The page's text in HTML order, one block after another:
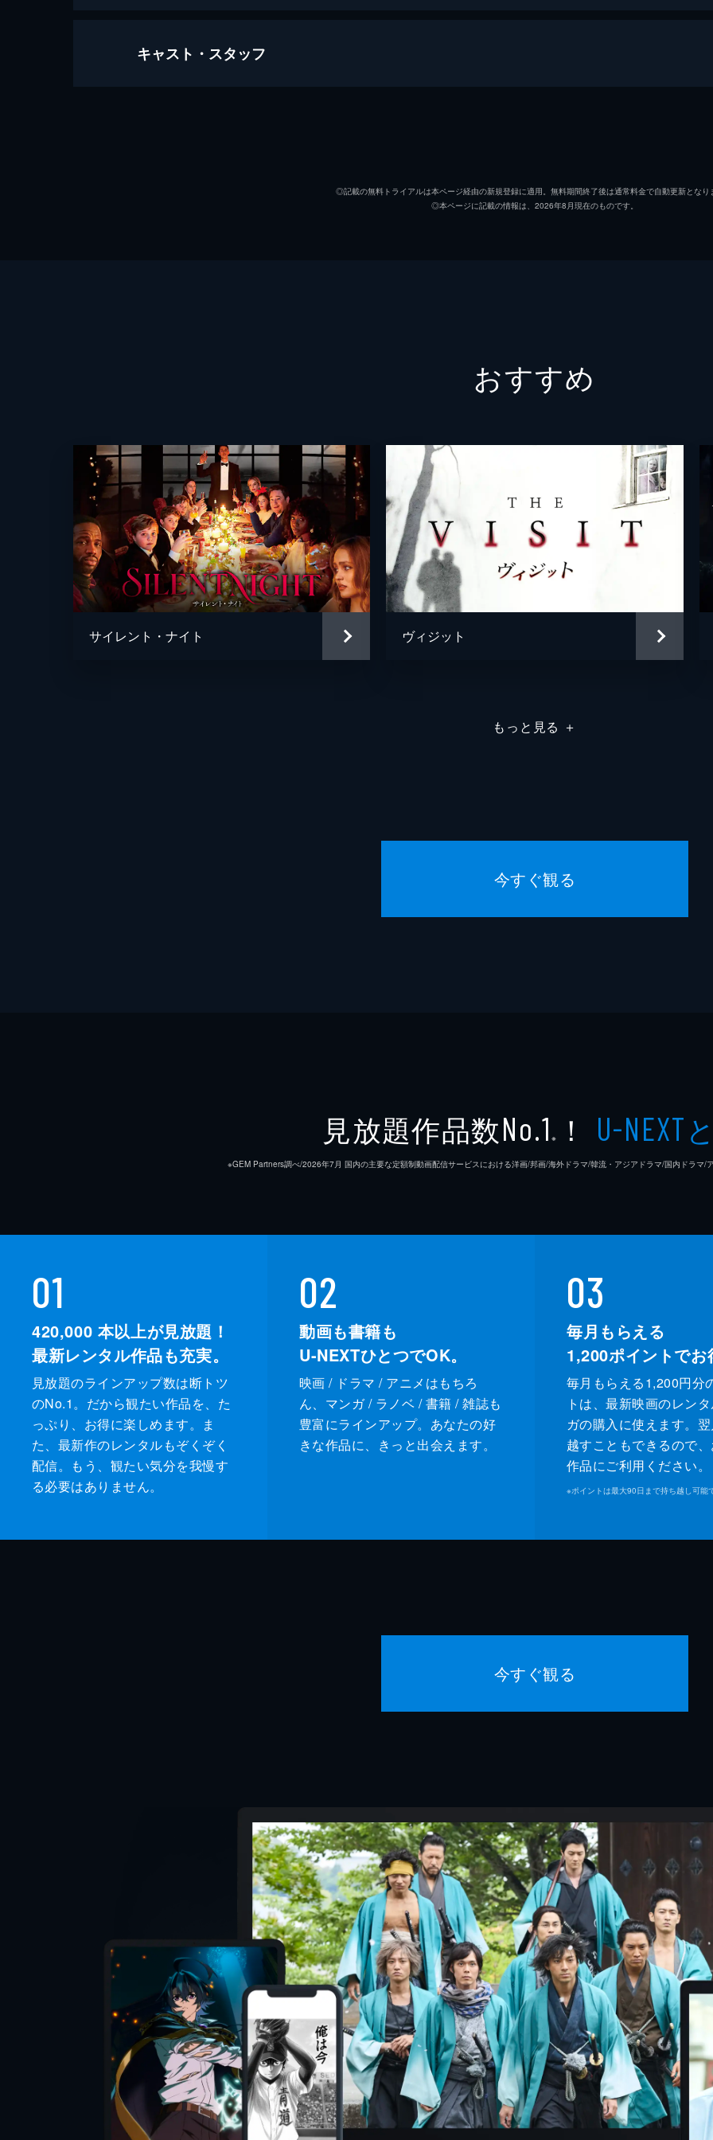
カウントダウン
キャスト・スタッフ
ジョーダン
監督 ジャ
脚本
音楽
ザック
◎記載の無料トライアルは本ページ経由の新規登録に適用。無料期間終了後は通常料金で自動更新となり
◎本ページに記載の情報は、2026年8月現在のものです。
おすすめ
サイレント・ナイト ヴィジット
もっと見る ＋
今すぐ観る
見放題作品数No.1 ※ ！ U-NEXT
※GEM Partners調べ/2026年7⽉ 国内の主要な定額制動画配信サービスにおける洋画/邦画/海外ドラマ/韓流・アジアドラマ/国内ドラマ/
01
420,000 本以上が見放題！
最新レンタル作品も充実。
見放題のラインアップ数は断トツ
のNo.1。だから観たい作品を、た
っぷり、お得に楽しめます。ま
た、最新作のレンタルもぞくぞく
配信。もう、観たい気分を我慢す
る必要はありません。
02
動画も書籍も
U-NEXTひとつでOK。
映画 / ドラマ / アニメはもちろ
ん、マンガ / ラノベ / 書籍 / 雑誌も
豊富にラインアップ。あなたの好
きな作品に、きっと出会えます。
03
毎月もらえる
1,200ポイントでお
毎月もらえる1,200円分
トは、最新映画のレン
ガの購入に使えます。
越すこともできるので
作品にご利用ください。
※ポイントは最大90日まで持ち越し可能で
今すぐ観る